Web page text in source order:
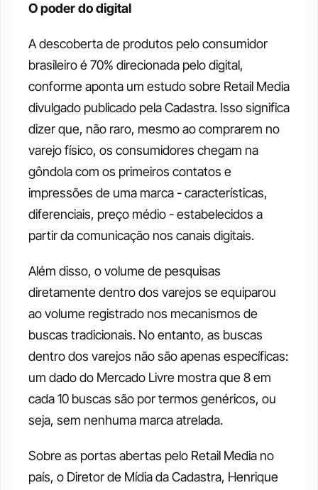
O poder do digital
A descoberta de produtos pelo consumidor
brasileiro é 70% direcionada pelo digital,
conforme aponta um estudo sobre Retail Media
divulgado publicado pela Cadastra. Isso significa
dizer que, não raro, mesmo ao comprarem no
varejo físico, os consumidores chegam na
gôndola com os primeiros contatos e
impressões de uma marca - características,
diferenciais, preço médio - estabelecidos a
partir da comunicação nos canais digitais.
Além disso, o volume de pesquisas
diretamente dentro dos varejos se equiparou
ao volume registrado nos mecanismos de
buscas tradicionais. No entanto, as buscas
dentro dos varejos não são apenas específicas:
um dado do Mercado Livre mostra que 8 em
cada 10 buscas são por termos genéricos, ou
seja, sem nenhuma marca atrelada.
Sobre as portas abertas pelo Retail Media no
país, o Diretor de Mídia da Cadastra, Henrique